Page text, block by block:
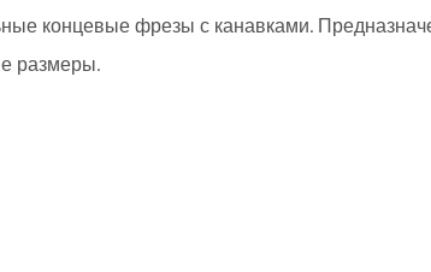
концевые фрезы с канавками.
размеры.